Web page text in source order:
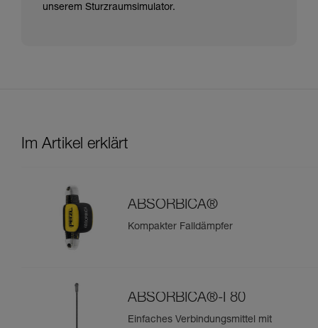
unserem Sturzraumsimulator.
Im Artikel erklärt
ABSORBICA®
Kompakter Falldämpfer
ABSORBICA®-I 80
Einfaches Verbindungsmittel mit